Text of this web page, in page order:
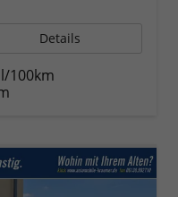
Details
100km